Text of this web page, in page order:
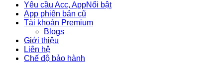
Yêu cầu Acc, App
App phiên bản cũ
Tài khoản Premium
Blogs
Giới thiệu
Liên hệ
Chế độ bảo hành